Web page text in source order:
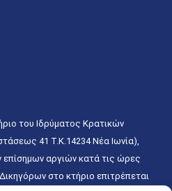
του Ιδρύματος Κρατικών
41 T.K.14234 Νέα Ιωνία),
επίσημων αργιών κατά τις ώρες
στο κτήριο επιτρέπεται